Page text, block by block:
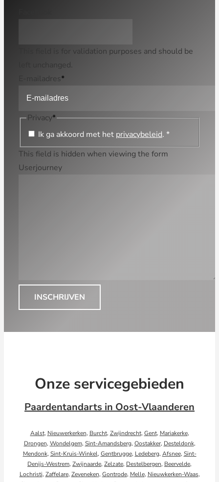
This field is for validation purposes and should be
left unchanged.
E-mailadres*
Privacy*
Ik ga akkoord met het privacybeleid. *
This field is hidden when viewing the form
Userjourney
INSCHRIJVEN
Onze servicegebieden
Paardentandarts in Oost-Vlaanderen
Aalst, Nieuwerkerken, Burcht, Zwijndrecht, Gent, Mariakerke,
Drongen, Wondelgem, Sint-Amandsberg, Oostakker, Desteldonk,
Mendonk, Sint-Kruis-Winkel, Gentbrugge, Ledeberg, Afsnee, Sint-
Denijs-Westrem, Zwijnaarde, Zelzate, Destelbergen, Beervelde,
Lochristi, Zaffelare, Zeveneken, Gontrode, Melle, Nieuwkerken-Waas,